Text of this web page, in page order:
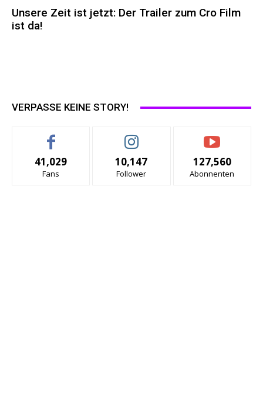
Unsere Zeit ist jetzt: Der Trailer zum Cro Film
ist da!
VERPASSE KEINE STORY!
41,029
Fans
10,147
Follower
127,560
Abonnenten